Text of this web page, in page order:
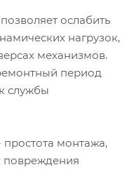
ослабить
нагрузок,
механизмов.
период
службы
монтажа,
повреждения